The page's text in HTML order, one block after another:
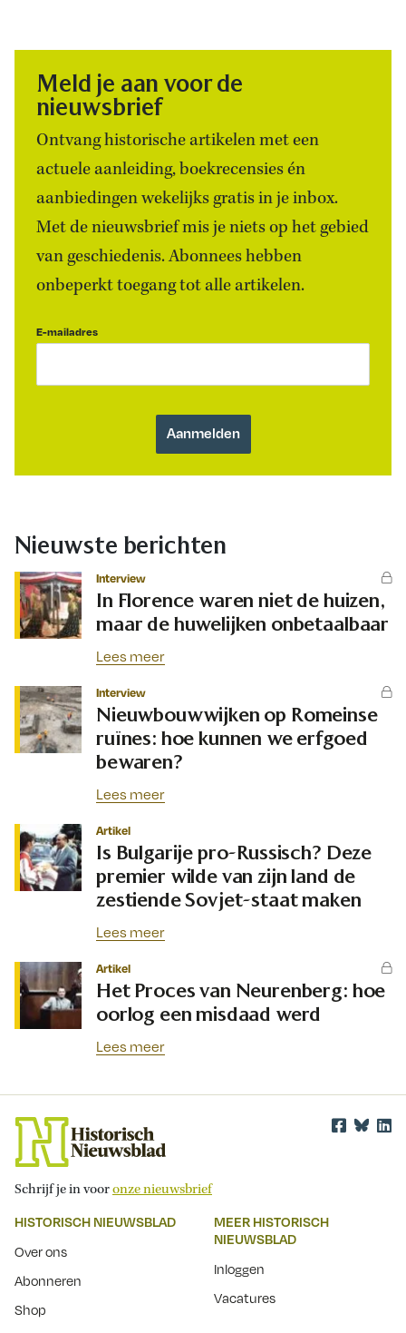
Meld je aan voor de
nieuwsbrief
Ontvang historische artikelen met een
actuele aanleiding, boekrecensies én
aanbiedingen wekelijks gratis in je inbox.
Met de nieuwsbrief mis je niets op het gebied
van geschiedenis. Abonnees hebben
onbeperkt toegang tot alle artikelen.
E-mailadres
Nieuwste berichten
Interview
In Florence waren niet de huizen,
maar de huwelijken onbetaalbaar
Lees meer
Interview
Nieuwbouwwijken op Romeinse
ruïnes: hoe kunnen we erfgoed
bewaren?
Lees meer
Artikel
Is Bulgarije pro-Russisch? Deze
premier wilde van zijn land de
zestiende Sovjet-staat maken
Lees meer
Artikel
Het Proces van Neurenberg: hoe
oorlog een misdaad werd
Lees meer
Schrijf je in vooronze nieuwsbrief
HISTORISCH NIEUWSBLAD
Over ons
Abonneren
Shop
MEER HISTORISCH
NIEUWSBLAD
Inloggen
Vacatures